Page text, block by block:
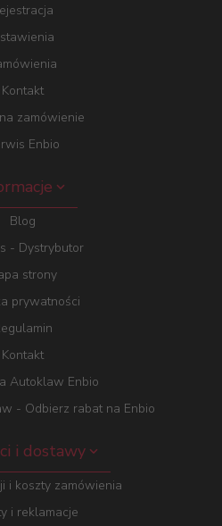
Kontakt
zamówienie
Enbio
Blog
- Dystrybutor
strony
prywatności
Kontakt
Autoklaw Enbio
- Odbierz rabat na Enbio
i dostawy
i koszty zamówienia
i reklamacje